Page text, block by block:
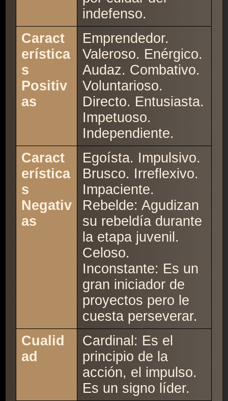
indefenso.
Caract
erística
s
Positiv
as
Emprendedor.
Valeroso. Enérgico.
Audaz. Combativo.
Voluntarioso.
Directo. Entusiasta.
Impetuoso.
Independiente.
Caract
erística
s
Negativ
as
Egoísta. Impulsivo.
Brusco. Irreflexivo.
Impaciente.
Rebelde: Agudizan
su rebeldía durante
la etapa juvenil.
Celoso.
Inconstante: Es un
gran iniciador de
proyectos pero le
cuesta perseverar.
Cualid
ad
Cardinal: Es el
principio de la
acción, el impulso.
Es un signo líder.